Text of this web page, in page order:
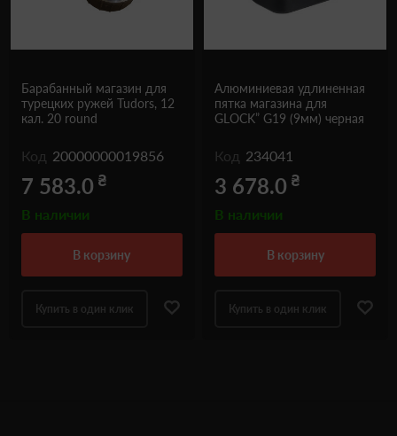
Барабанный магазин для
турецких ружей Tudors, 12
кал. 20 round
Код 20000000019856
7 583.0 ₴
В наличии
в корзину
Купить в один клик
Алюминиевая удлиненная
пятка магазина для
GLOCK” G19 (9мм) черная
Код 234041
3 678.0 ₴
В наличии
в корзину
Купить в один клик